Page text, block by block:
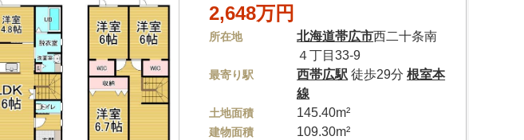
2,648万円
所在地 北海道帯広市西二十条南
４丁目33-9
最寄り駅 西帯広駅 徒歩29分根室本
線
土地面積 145.40m²
建物面積 109.30m²